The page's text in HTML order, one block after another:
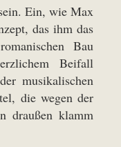
Ein, wie Max
das ihm das
Bau
Beifall
musikalischen
die wegen der
draußen klamm